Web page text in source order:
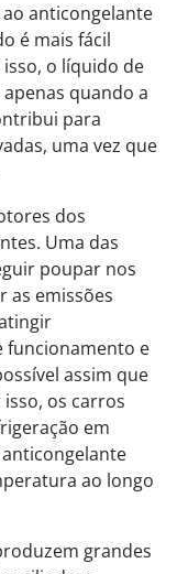
anticongelante
é mais fácil
o líquido de
quando a
para
uma vez que
dos
Uma das
poupar nos
as emissões
funcionamento e
assim que
os carros
em
ao longo
grandes